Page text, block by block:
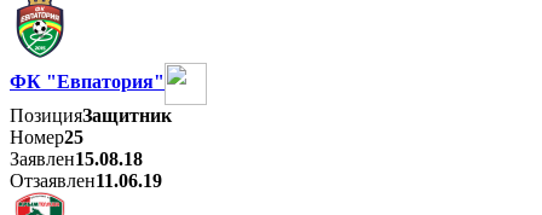
ФК "Евпатория"
ПозицияЗащитник
Номер25
Заявлен15.08.18
Отзаявлен11.06.19